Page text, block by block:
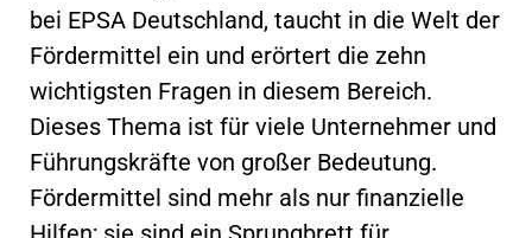
bei EPSA Deutschland, taucht in die Welt der
Fördermittel ein und erörtert die zehn
wichtigsten Fragen in diesem Bereich.
Dieses Thema ist für viele Unternehmer und
Führungskräfte von großer Bedeutung.
Fördermittel sind mehr als nur finanzielle